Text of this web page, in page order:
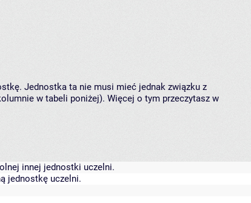
Jednostka ta nie musi mieć jednak związku z
w tabeli poniżej). Więcej o tym przeczytasz w
innej jednostki uczelni.
jednostkę uczelni.